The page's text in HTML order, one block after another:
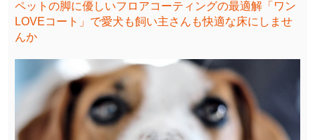
ペットの脚に優しいフロアコーティングの最適解「ワン
LOVEコート」で愛犬も飼い主さんも快適な床にしませ
んか